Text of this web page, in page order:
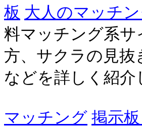
板 大人のマッチ
料マッチング系サ
方、サクラの見抜
などを詳しく紹
マッチング 掲示